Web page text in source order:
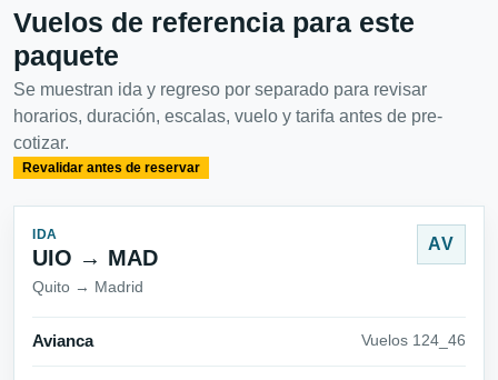
Vuelos de referencia para este
paquete
Se muestran ida y regreso por separado para revisar
horarios, duración, escalas, vuelo y tarifa antes de pre-
cotizar.
Revalidar antes de reservar
IDA
UIO → MAD
Quito → Madrid
AV
Avianca Vuelos 124_46